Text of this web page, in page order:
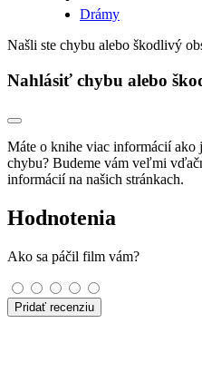
Drámy
Našli ste chybu alebo škodlivý
Nahlásiť chybu alebo
Máte o knihe viac informácií ako
chybu? Budeme vám veľmi
informácií na našich stránkach.
Hodnotenia
Ako sa páčil film vám?
Pridať recenziu